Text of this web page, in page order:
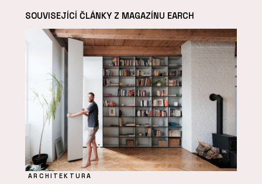
SOUVISEJÍCÍ ČLÁNKY Z MAGAZÍNU EARCH
ARCHITEKTURA